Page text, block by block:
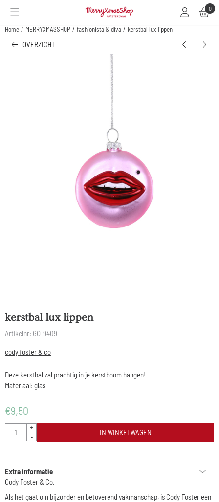
Cookievoorkeuren zijn beschikbaar. Kies instellingen of sta alle cookies toe.0
Home / MERRYXMASSHOP / fashionista & diva / kerstbal lux lippen
OVERZICHT
kerstbal lux lippen
Artikelnr: GO-9409
cody foster & co
Deze kerstbal zal prachtig in je kerstboom hangen!
Materiaal: glas
€9,50
Aantal
+
-
IN WINKELWAGEN
Extra informatie
Cody Foster & Co.
Als het gaat om bijzonder en betoverend vakmanschap, is Cody Fostereen